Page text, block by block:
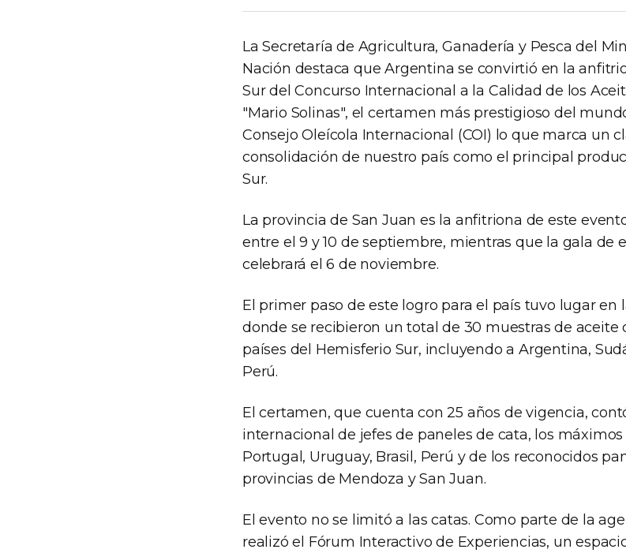
La Secretaría de Agricultura, Ganadería y Pesca del
Nación destaca que Argentina se convirtió en la
Sur del Concurso Internacional a la Calidad de los
"Mario Solinas", el certamen más prestigioso del
Consejo Oleícola Internacional (COI) lo que marca un
consolidación de nuestro país como el principal
Sur.
La provincia de San Juan es la anfitriona de este
entre el 9 y 10 de septiembre, mientras que la gala de
celebrará el 6 de noviembre.
El primer paso de este logro para el país tuvo lugar en
donde se recibieron un total de 30 muestras de aceite
países del Hemisferio Sur, incluyendo a Argentina,
Perú.
El certamen, que cuenta con 25 años de vigencia,
internacional de jefes de paneles de cata, los
Portugal, Uruguay, Brasil, Perú y de los reconocidos
provincias de Mendoza y San Juan.
El evento no se limitó a las catas. Como parte de la
realizó el Fórum Interactivo de Experiencias, un